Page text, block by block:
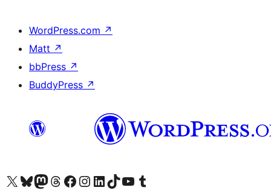
WordPress.com ↗
Matt ↗
bbPress ↗
BuddyPress ↗
Visit our X (formerly Twitter) account
Visit our Bluesky account
Visit our Mastodon account
Visit our Threads account
Посетете нашата страница във Facebook
Посетете нашия профил в Instagram
Посетете нашия профил в LinkedIn
Visit our TikTok account
Visit our YouTube channel
Visit our Tumblr account